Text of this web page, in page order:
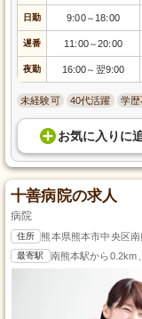
日勤 9:00～ 18:00
遅番 11:00～20:00
夜勤 16:00～ 翌9:00
未経験可 40代活躍 学歴
お気に入り に
十善病院の求人
病院
住所 熊本県熊本市中央区
最寄駅 南熊本駅から0.2km